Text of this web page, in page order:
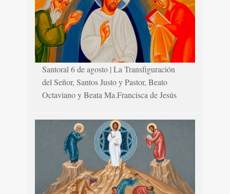
Santoral 6 de agosto | La Transfiguración
del Señor, Santos Justo y Pastor, Beato
Octaviano y Beata Ma.Francisca de Jesús